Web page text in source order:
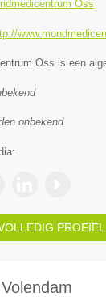
Oss
Oss is een
onbekend
PROFIEL